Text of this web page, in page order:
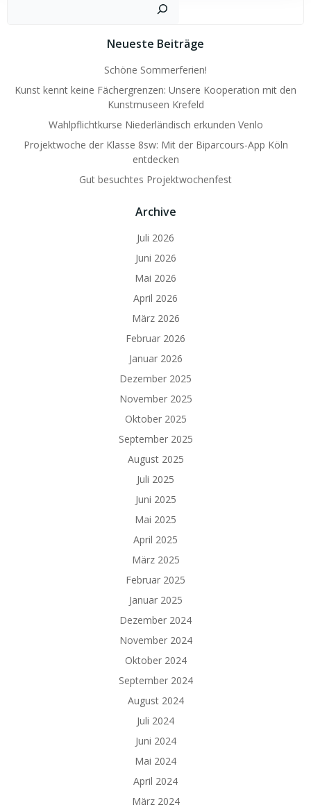
Neueste Beiträge
Schöne Sommerferien!
Kunst kennt keine Fächergrenzen: Unsere Kooperation mit den
Kunstmuseen Krefeld
Wahlpflichtkurse Niederländisch erkunden Venlo
Projektwoche der Klasse 8sw: Mit der Biparcours-App Köln
entdecken
Gut besuchtes Projektwochenfest
Archive
Juli 2026
Juni 2026
Mai 2026
April 2026
März 2026
Februar 2026
Januar 2026
Dezember 2025
November 2025
Oktober 2025
September 2025
August 2025
Juli 2025
Juni 2025
Mai 2025
April 2025
März 2025
Februar 2025
Januar 2025
Dezember 2024
November 2024
Oktober 2024
September 2024
August 2024
Juli 2024
Juni 2024
Mai 2024
April 2024
März 2024